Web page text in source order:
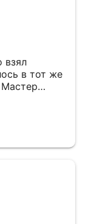
взял
в тот же